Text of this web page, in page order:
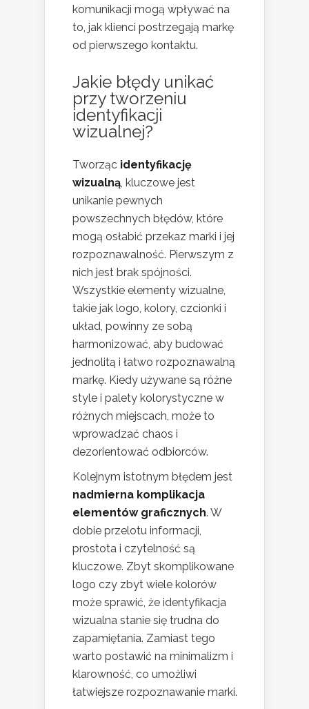
komunikacji mogą wpływać na
to, jak klienci postrzegają markę
od pierwszego kontaktu.
Jakie błędy unikać
przy tworzeniu
identyfikacji
wizualnej?
Tworząc identyfikację
wizualną , kluczowe jest
unikanie pewnych
powszechnych błędów, które
mogą osłabić przekaz marki i jej
rozpoznawalność. Pierwszym z
nich jest brak spójności.
Wszystkie elementy wizualne,
takie jak logo, kolory, czcionki i
układ, powinny ze sobą
harmonizować, aby budować
jednolitą i łatwo rozpoznawalną
markę. Kiedy używane są różne
style i palety kolorystyczne w
różnych miejscach, może to
wprowadzać chaos i
dezorientować odbiorców.
Kolejnym istotnym błędem jest
nadmierna komplikacja
elementów graficznych. W
dobie przelotu informacji,
prostota i czytelność są
kluczowe. Zbyt skomplikowane
logo czy zbyt wiele kolorów
może sprawić, że identyfikacja
wizualna stanie się trudna do
zapamiętania. Zamiast tego
warto postawić na minimalizm i
klarowność, co umożliwi
łatwiejsze rozpoznawanie marki.